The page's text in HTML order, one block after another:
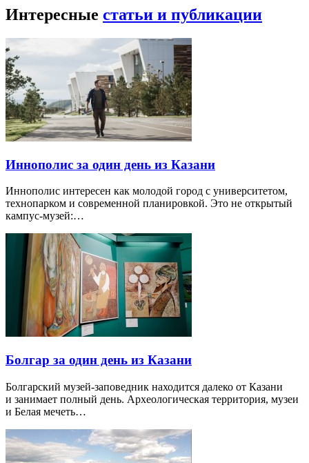
Интересные статьи и публикации
Иннополис за один день из Казани
Иннополис интересен как молодой город с университетом,
технопарком и современной планировкой. Это не открытый
кампус-музей:…
Болгар за один день из Казани
Болгарский музей-заповедник находится далеко от Казани
и занимает полный день. Археологическая территория, музеи
и Белая мечеть…